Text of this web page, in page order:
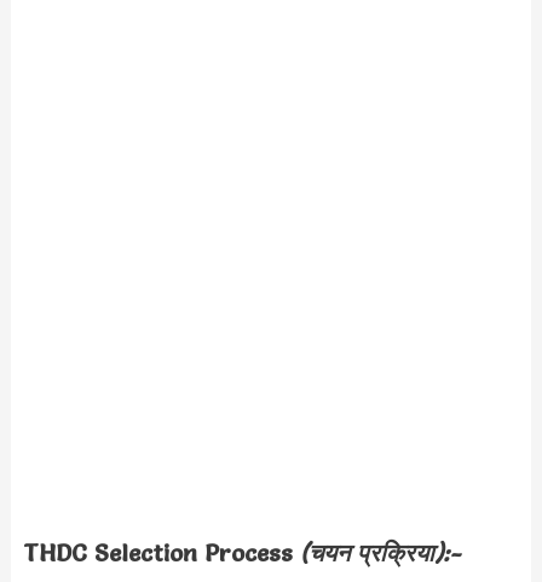
THDC Selection Process (चयन प्रक्रिया):-